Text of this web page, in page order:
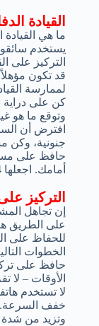
التركيز
إن تجاهل
على الطريق
للحفاظ على
الخطوات
الأوقات – لا
لا تستخدم
خفف السرعة.
وتزيد من شدة
القيادة
ما هي القيادة
يستخدم
التركيز على
قد تكون
لممارسة
كن على دراية
وتوقع ما هو
افترض أن
جنونية، وكن
أمامك. اجعلها 4 ثوانٍ إذا كان الطقس سيئاً.